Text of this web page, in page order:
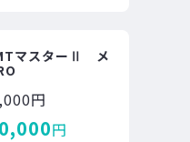
マスターⅡ メ
円
円